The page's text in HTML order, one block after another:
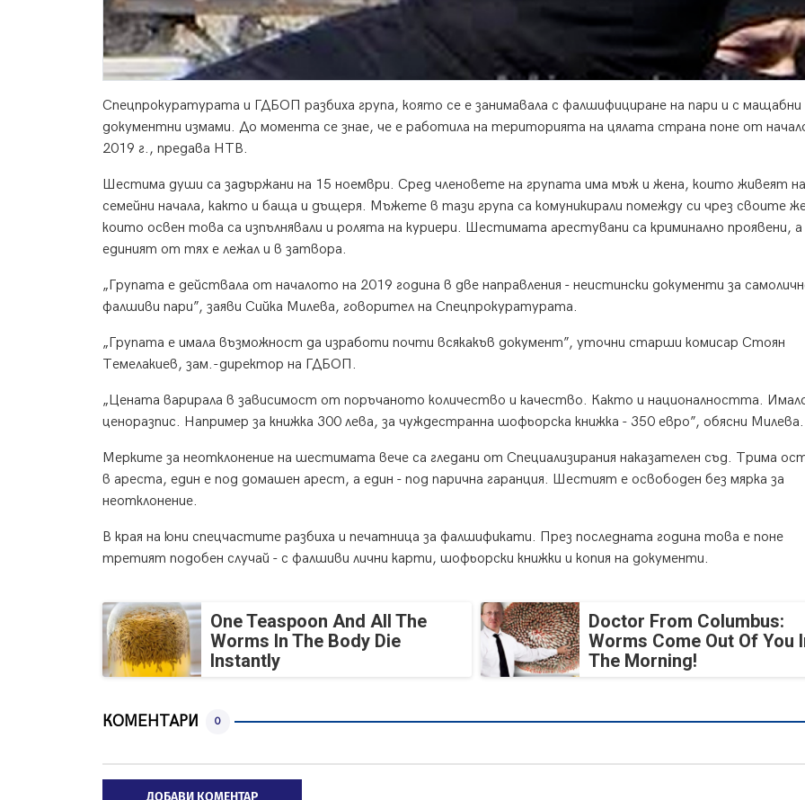
Спецпрокуратурата и ГДБОП разбиха група, която се е занимавала с фалшифициране на пари и с мащабни
документни измами. До момента се знае, че е работила на територията на цялата страна поне от
2019 г., предава НТВ.
Шестима души са задържани на 15 ноември. Сред членовете на групата има мъж и жена, които живеят на
семейни начала, както и баща и дъщеря. Мъжете в тази група са комуникирали помежду си чрез своите
които освен това са изпълнявали и ролята на куриери. Шестимата арестувани са криминално проявени, а
единият от тях е лежал и в затвора.
„Групата е действала от началото на 2019 година в две направления - неистински документи за
фалшиви пари”, заяви Сийка Милева, говорител на Спецпрокуратурата.
„Групата е имала възможност да изработи почти всякакъв документ”, уточни старши комисар Стоян
Темелакиев, зам.-директор на ГДБОП.
„Цената варирала в зависимост от поръчаното количество и качество. Както и националността.
ценоразпис. Например за книжка 300 лева, за чуждестранна шофьорска книжка - 350 евро”, обясни Милева.
Мерките за неотклонение на шестимата вече са гледани от Специализирания наказателен съд. Трима
в ареста, един е под домашен арест, а един - под парична гаранция. Шестият е освободен без мярка за
неотклонение.
В края на юни спецчастите разбиха и печатница за фалшификати. През последната година това е поне
третият подобен случай - с фалшиви лични карти, шофьорски книжки и копия на документи.
One Teaspoon And All The
Worms In The Body Die
Instantly
Doctor From Columbus:
Worms Come Out Of You
The Morning!
КОМЕНТАРИ 0
ДОБАВИ КОМЕНТАР